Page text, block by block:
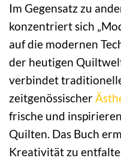
Im Gegensatz zu
konzentriert sich
auf die modernen
der heutigen
verbindet
zeitgenössischer
frische und
Quilten. Das Buch
Kreativität zu